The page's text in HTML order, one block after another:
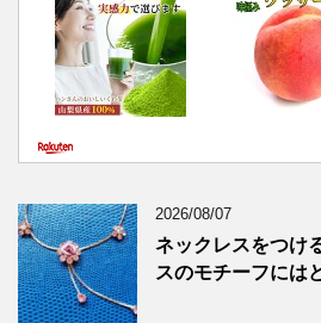
2026/08/07
ネックレスをつけ
スのモチーフには